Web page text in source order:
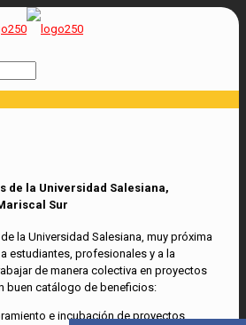
de la Universidad Salesiana,
Sur
la Universidad Salesiana, muy próxima
estudiantes, profesionales y a la
de manera colectiva en proyectos
buen catálogo de beneficios:
e incubación de proyectos